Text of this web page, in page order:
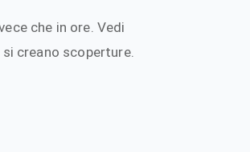
che in ore. Vedi
creano scoperture.